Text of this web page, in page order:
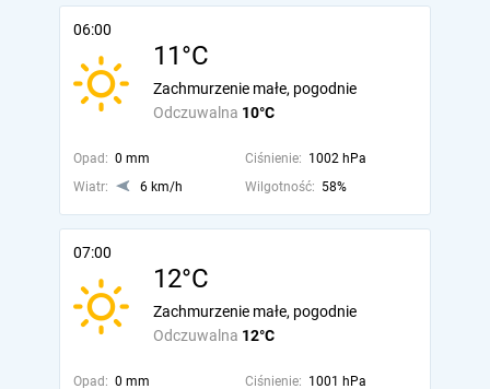
06:00
11°C
Odczuwalna 10°C
Zachmurzenie małe, pogodnie
Opad: 0 mm Ciśnienie: 1002 hPa
Wiatr:
6 km/h Wilgotność: 58%
07:00
12°C
Odczuwalna 12°C
Zachmurzenie małe, pogodnie
Opad: 0 mm Ciśnienie: 1001 hPa